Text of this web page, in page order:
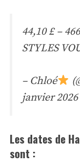
44,10 £ –
STYLES
– Chloé
janvier 2026
Les dates de
sont :